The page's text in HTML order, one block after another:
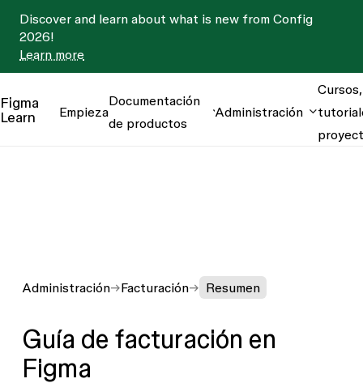
Discover and learn about what is new from Config
2026!
Learn more
Figma
Learn
Empieza
Documentación
de productos
Administración
Cursos,
Administración Facturación Resumen
Guía de facturación en
Figma